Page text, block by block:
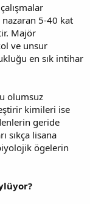
5-40 kat
Majör
ve unsur
en sık intihar
olumsuz
kimileri ise
geride
sıkça lisana
ögelerin